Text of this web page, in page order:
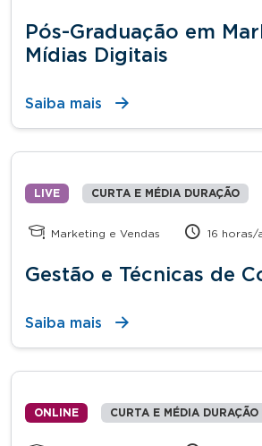
Pós-Graduação em
Mídias Digitais
Saiba mais
LIVE CURTA E MÉDIA DURAÇÃO
Marketing e Vendas 16 horas/
Gestão e Técnicas de
Saiba mais
ONLINE CURTA E MÉDIA DURAÇÃO